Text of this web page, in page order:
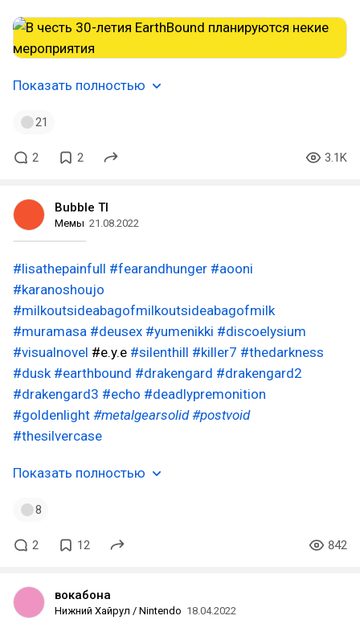
Показать полностью
21
2 2 3.1K
Bubble TI
Мемы 21.08.2022
#lisathepainfull #fearandhunger #aooni
#karanoshoujo
#milkoutsideabagofmilkoutsideabagofmilk
#muramasa #deusex #yumenikki #discoelysium
#visualnovel #e.y.e #silenthill #killer7 #thedarkness
#dusk #earthbound #drakengard #drakengard2
#drakengard3 #echo #deadlypremonition
#goldenlight #metalgearsolid #postvoid
#thesilvercase
Показать полностью
8
2 12 842
вокабона
Нижний Хайрул / Nintendo 18.04.2022